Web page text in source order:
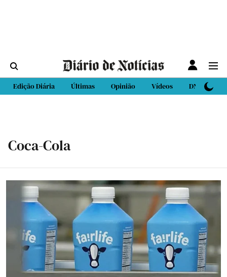
Edição Diária Últimas Opinião Vídeos DN Sport
Coca-Cola